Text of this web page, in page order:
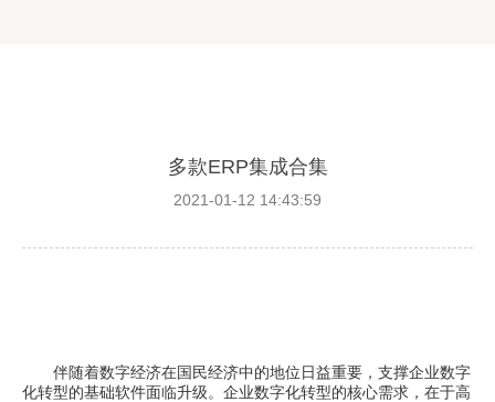
多款ERP集成合集
2021-01-12 14:43:59
伴随着数字经济在国民经济中的地位日益重要，支撑企业数字
化转型的基础软件面临升级。企业数字化转型的核心需求，在于高